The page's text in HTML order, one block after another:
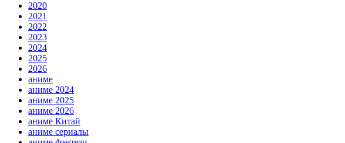
2020
2021
2022
2023
2024
2025
2026
аниме
аниме 2024
аниме 2025
аниме 2026
аниме Китай
аниме сериалы